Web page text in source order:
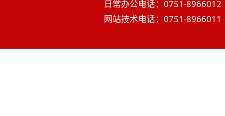
日常办公电话：0751-
网站技术电话：0751-